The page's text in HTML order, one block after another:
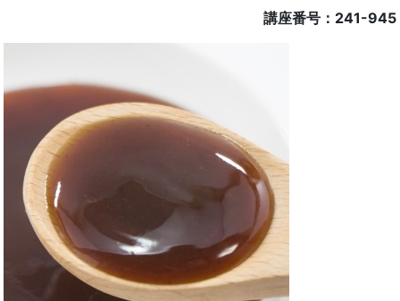
講座番号：241-945